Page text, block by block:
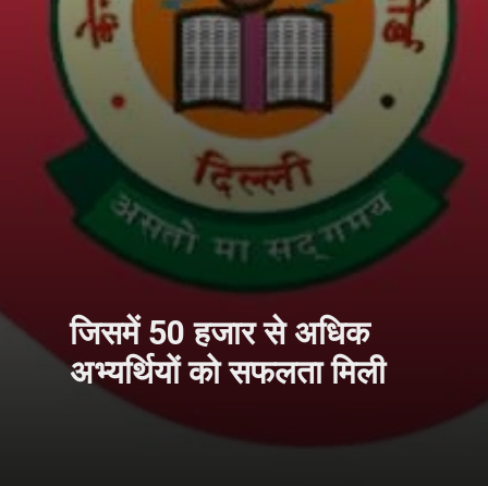
जिसमें 50 हजार से अधिक
अभ्यर्थियों को सफलता मिली